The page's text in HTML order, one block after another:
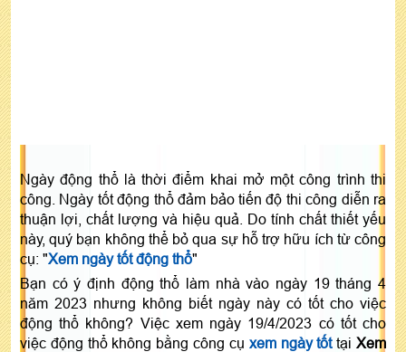
Ngày động thổ là thời điểm khai mở một công trình thi
công. Ngày tốt động thổ đảm bảo tiến độ thi công diễn ra
thuận lợi, chất lượng và hiệu quả. Do tính chất thiết yếu
này, quý bạn không thể bỏ qua sự hỗ trợ hữu ích từ công
cụ: "Xem ngày tốt động thổ"
Bạn có ý định động thổ làm nhà vào ngày 19 tháng 4
năm 2023 nhưng không biết ngày này có tốt cho việc
động thổ không? Việc xem ngày 19/4/2023 có tốt cho
việc động thổ không bằng công cụ xem ngày tốttạiXem